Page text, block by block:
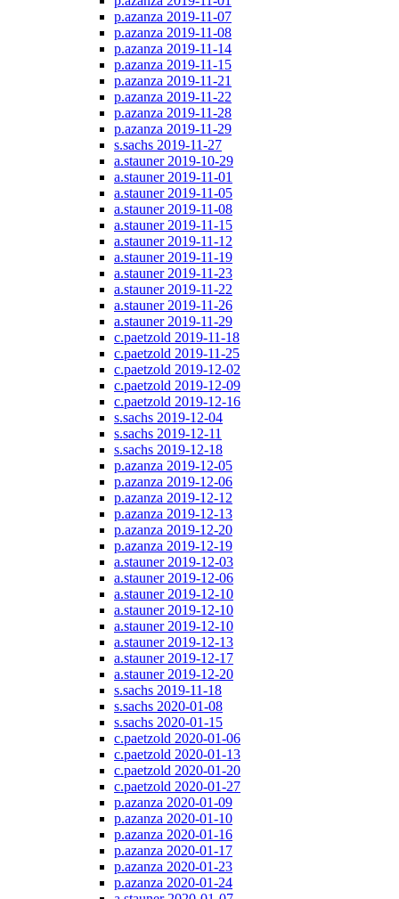
p.azanza 2019-11-07
p.azanza 2019-11-08
p.azanza 2019-11-14
p.azanza 2019-11-15
p.azanza 2019-11-21
p.azanza 2019-11-22
p.azanza 2019-11-28
p.azanza 2019-11-29
s.sachs 2019-11-27
a.stauner 2019-10-29
a.stauner 2019-11-01
a.stauner 2019-11-05
a.stauner 2019-11-08
a.stauner 2019-11-15
a.stauner 2019-11-12
a.stauner 2019-11-19
a.stauner 2019-11-23
a.stauner 2019-11-22
a.stauner 2019-11-26
a.stauner 2019-11-29
c.paetzold 2019-11-18
c.paetzold 2019-11-25
c.paetzold 2019-12-02
c.paetzold 2019-12-09
c.paetzold 2019-12-16
s.sachs 2019-12-04
s.sachs 2019-12-11
s.sachs 2019-12-18
p.azanza 2019-12-05
p.azanza 2019-12-06
p.azanza 2019-12-12
p.azanza 2019-12-13
p.azanza 2019-12-20
p.azanza 2019-12-19
a.stauner 2019-12-03
a.stauner 2019-12-06
a.stauner 2019-12-10
a.stauner 2019-12-10
a.stauner 2019-12-10
a.stauner 2019-12-13
a.stauner 2019-12-17
a.stauner 2019-12-20
s.sachs 2019-11-18
s.sachs 2020-01-08
s.sachs 2020-01-15
c.paetzold 2020-01-06
c.paetzold 2020-01-13
c.paetzold 2020-01-20
c.paetzold 2020-01-27
p.azanza 2020-01-09
p.azanza 2020-01-10
p.azanza 2020-01-16
p.azanza 2020-01-17
p.azanza 2020-01-23
p.azanza 2020-01-24